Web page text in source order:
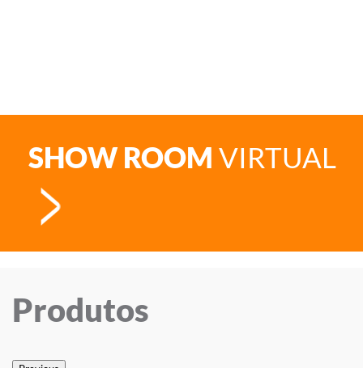
SHOW ROOM VIRTUAL
Produtos